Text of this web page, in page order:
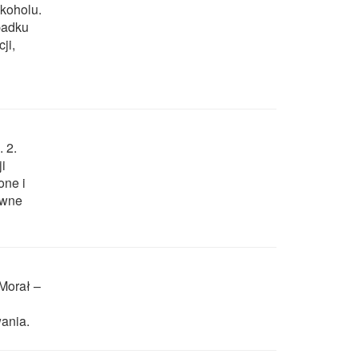
2.
i
–